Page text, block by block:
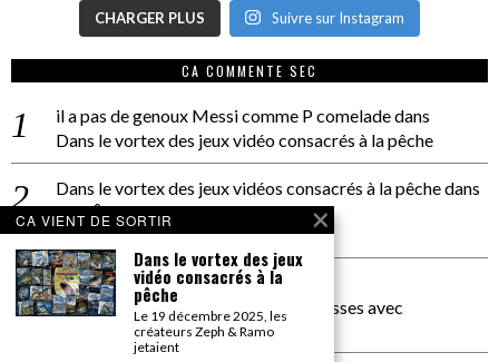
CHARGER PLUS Suivre sur Instagram
CA COMMENTE SEC
il a pas de genoux Messi comme P comeladedans
Dans le vortex des jeux vidéo consacrés à la pêche
Dans le vortex des jeux vidéos consacrés à la pêchedans
PACÔME THIELLEMENT
La séance d’Hip Gnose
La Patrie
dans
On a parlé Dolce Vita et lutte des classes avec
Bernardino Femminielli
CA VIENT DE SORTIR
Dans le vortex des jeux
vidéo consacrés à la
pêche
Le 19 décembre 2025, les
créateurs Zeph & Ramo
jetaient